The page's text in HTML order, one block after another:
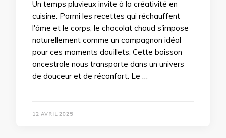
Un temps pluvieux invite à la créativité en
cuisine. Parmi les recettes qui réchauffent
l'âme et le corps, le chocolat chaud s'impose
naturellement comme un compagnon idéal
pour ces moments douillets. Cette boisson
ancestrale nous transporte dans un univers
de douceur et de réconfort. Le …
12 AVRIL 2025